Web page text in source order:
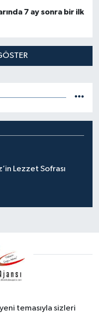
7 ay sonra bir ilk
Lezzet Sofrası
temasıyla sizleri